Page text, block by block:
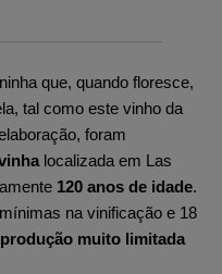
que, quando floresce,
tal como este vinho da
foram
localizada em Las
120 anos de idade.
na vinificação e 18
muito limitada